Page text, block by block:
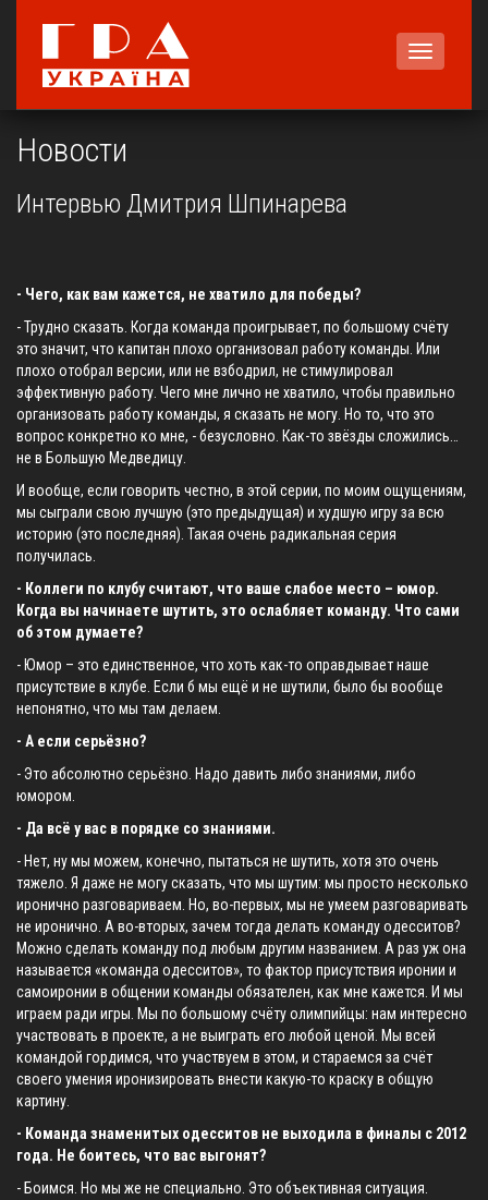
Меню
Новости
Интервью Дмитрия Шпинарева
- Чего, как вам кажется, не хватило для победы?
- Трудно сказать. Когда команда проигрывает, по большому счёту
это значит, что капитан плохо организовал работу команды. Или
плохо отобрал версии, или не взбодрил, не стимулировал
эффективную работу. Чего мне лично не хватило, чтобы правильно
организовать работу команды, я сказать не могу. Но то, что это
вопрос конкретно ко мне, - безусловно. Как-то звёзды сложились…
не в Большую Медведицу.
И вообще, если говорить честно, в этой серии, по моим ощущениям,
мы сыграли свою лучшую (это предыдущая) и худшую игру за всю
историю (это последняя). Такая очень радикальная серия
получилась.
- Коллеги по клубу считают, что ваше слабое место – юмор.
Когда вы начинаете шутить, это ослабляет команду. Что сами
об этом думаете?
- Юмор – это единственное, что хоть как-то оправдывает наше
присутствие в клубе. Если б мы ещё и не шутили, было бы вообще
непонятно, что мы там делаем.
- А если серьёзно?
- Это абсолютно серьёзно. Надо давить либо знаниями, либо
юмором.
- Да всё у вас в порядке со знаниями.
- Нет, ну мы можем, конечно, пытаться не шутить, хотя это очень
тяжело. Я даже не могу сказать, что мы шутим: мы просто несколько
иронично разговариваем. Но, во-первых, мы не умеем разговаривать
не иронично. А во-вторых, зачем тогда делать команду одесситов?
Можно сделать команду под любым другим названием. А раз уж она
называется «команда одесситов», то фактор присутствия иронии и
самоиронии в общении команды обязателен, как мне кажется. И мы
играем ради игры. Мы по большому счёту олимпийцы: нам интересно
участвовать в проекте, а не выиграть его любой ценой. Мы всей
командой гордимся, что участвуем в этом, и стараемся за счёт
своего умения иронизировать внести какую-то краску в общую
картину.
- Команда знаменитых одесситов не выходила в финалы с 2012
года. Не боитесь, что вас выгонят?
- Боимся. Но мы же не специально. Это объективная ситуация.